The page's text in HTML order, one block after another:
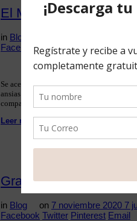
El Mejor Regalo
in Blog
Facebook Twitter Pinterest Email
Se acerca la Navidad en todo el mundo y
ansias como nunca antes hemos vivido, el
compartir abrazos y risas, esos tiempos
Leer más
Gratitud un Estilo de
in Blog on 7 noviembre 2020 7
Facebook Twitter Pinterest Email